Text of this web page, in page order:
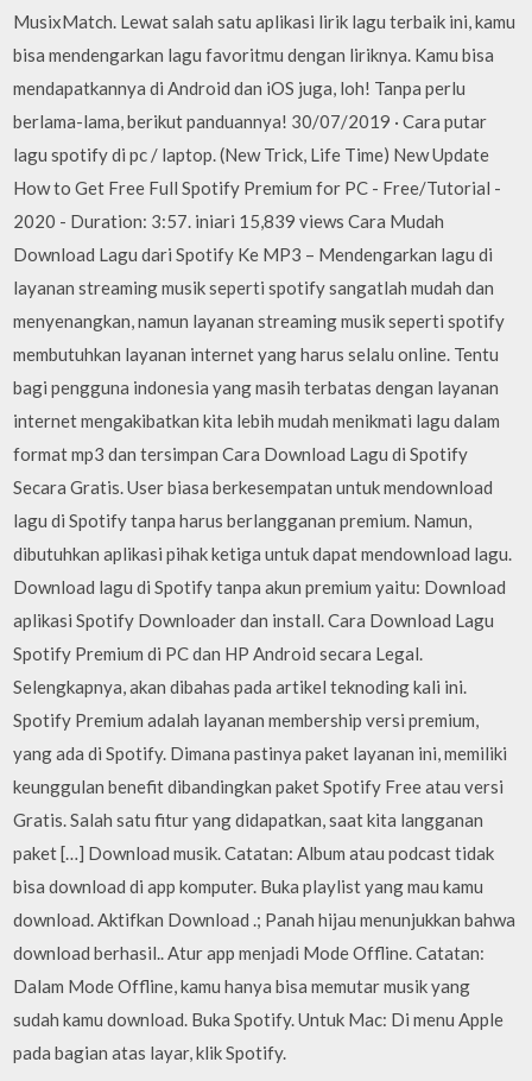
MusixMatch. Lewat salah satu aplikasi lirik lagu terbaik ini, kamu
bisa mendengarkan lagu favoritmu dengan liriknya. Kamu bisa
mendapatkannya di Android dan iOS juga, loh! Tanpa perlu
berlama-lama, berikut panduannya! 30/07/2019 · Cara putar
lagu spotify di pc / laptop. (New Trick, Life Time) New Update
How to Get Free Full Spotify Premium for PC - Free/Tutorial -
2020 - Duration: 3:57. iniari 15,839 views Cara Mudah
Download Lagu dari Spotify Ke MP3 – Mendengarkan lagu di
layanan streaming musik seperti spotify sangatlah mudah dan
menyenangkan, namun layanan streaming musik seperti spotify
membutuhkan layanan internet yang harus selalu online. Tentu
bagi pengguna indonesia yang masih terbatas dengan layanan
internet mengakibatkan kita lebih mudah menikmati lagu dalam
format mp3 dan tersimpan Cara Download Lagu di Spotify
Secara Gratis. User biasa berkesempatan untuk mendownload
lagu di Spotify tanpa harus berlangganan premium. Namun,
dibutuhkan aplikasi pihak ketiga untuk dapat mendownload lagu.
Download lagu di Spotify tanpa akun premium yaitu: Download
aplikasi Spotify Downloader dan install. Cara Download Lagu
Spotify Premium di PC dan HP Android secara Legal.
Selengkapnya, akan dibahas pada artikel teknoding kali ini.
Spotify Premium adalah layanan membership versi premium,
yang ada di Spotify. Dimana pastinya paket layanan ini, memiliki
keunggulan benefit dibandingkan paket Spotify Free atau versi
Gratis. Salah satu fitur yang didapatkan, saat kita langganan
paket […] Download musik. Catatan: Album atau podcast tidak
bisa download di app komputer. Buka playlist yang mau kamu
download. Aktifkan Download .; Panah hijau menunjukkan bahwa
download berhasil.. Atur app menjadi Mode Offline. Catatan:
Dalam Mode Offline, kamu hanya bisa memutar musik yang
sudah kamu download. Buka Spotify. Untuk Mac: Di menu Apple
pada bagian atas layar, klik Spotify.